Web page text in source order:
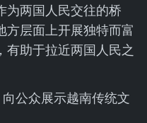
为两国人民交往的桥
方层面上开展独特而富
有助于拉近两国人民之
公众展示越南传统文